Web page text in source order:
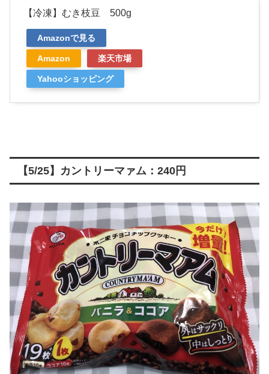
【冷凍】むき枝豆 500g
Amazonで見る
Amazon 楽天市場
Yahooショッピング
【5/25】カントリーマァム：240円